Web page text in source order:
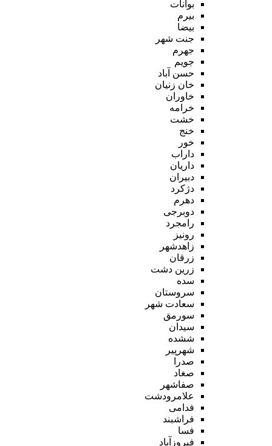
بوانات
بیرم
بیضا
جنت شهر
جهرم
جویم
حسن آباد
خان زنیان
خاوران
خرامه
خشت
خنج
خور
داراب
داریان
دبیران
دژکرد
دهرم
دوبرجی
رامجرد
رونیز
زاهدشهر
زرقان
زرین دشت
سده
سروستان
سعادت شهر
سورمق
سیدان
ششده
شهرپیر
صدرا
صغاد
صفاشهر
علامرودشت
فدامی
فراشبند
فسا
فیروزآباد